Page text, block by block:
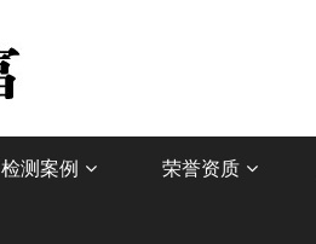
检测案例 荣誉资质